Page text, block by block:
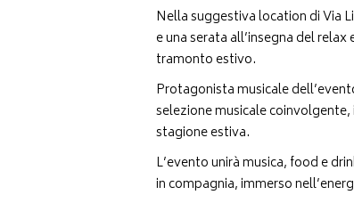
Nella suggestiva location di Via
e una serata all’insegna del
tramonto estivo.
Protagonista musicale
selezione musicale
stagione estiva.
L’evento unirà musica, food e
in compagnia, immerso